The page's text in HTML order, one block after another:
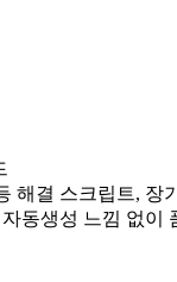
해결 스크립트,
동생성 느낌 없이